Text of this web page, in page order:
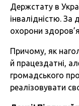
Держстату в
інвалідністю. За
охорони
Причому, як
й працездатні,
громадського
реалізовувати